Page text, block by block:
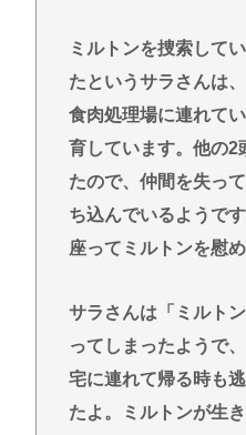
ミルトンを捜索して
たというサラさんは
食肉処理場に連れて
育しています。他の2
たので、仲間を失っ
ち込んでいるようで
座ってミルトンを慰め
サラさんは「ミルト
ってしまったようで
宅に連れて帰る時も
たよ。ミルトンが生